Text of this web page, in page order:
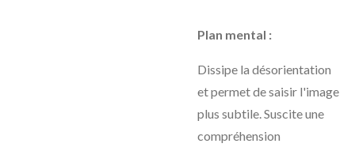
Plan mental :
Dissipe la désorientation
et permet de saisir l'image
plus subtile. Suscite une
compréhension